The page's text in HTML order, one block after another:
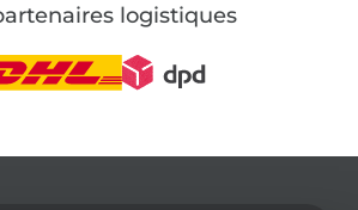
logistiques